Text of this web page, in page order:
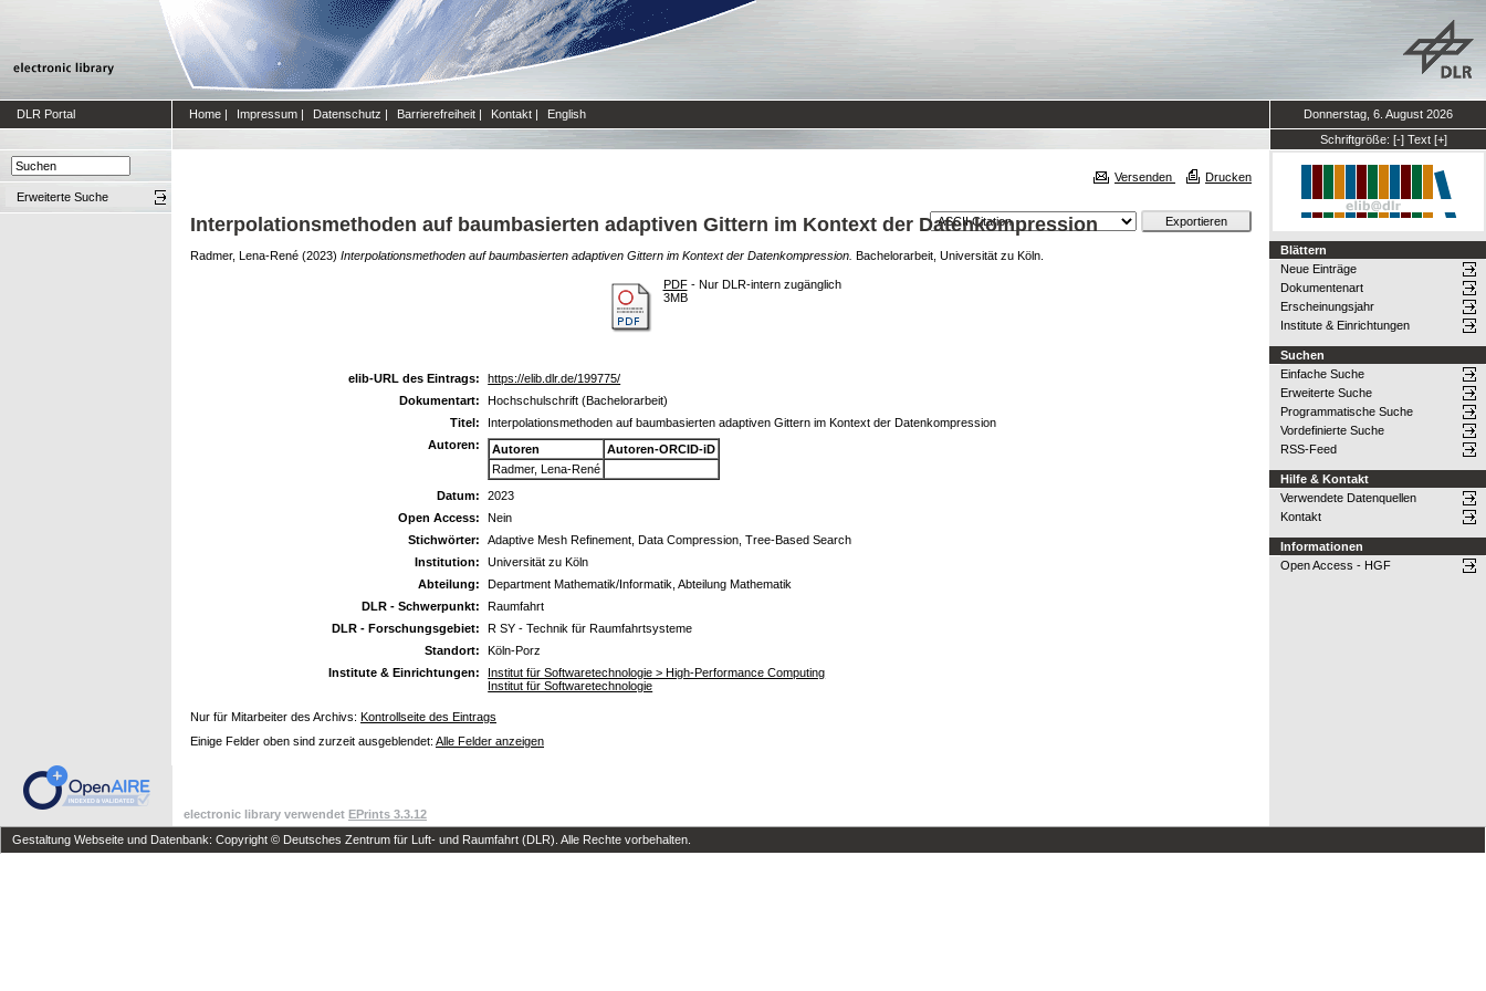
DLR Portal Home | Impressum | Datenschutz | Barrierefreiheit | Kontakt | English
Donnerstag, 6. August 2026
Schriftgröße: [-] Text [+]
Erweiterte Suche
Versenden Drucken
Interpolationsmethoden auf baumbasierten adaptiven Gittern im Kontext der Datenkompression
Radmer, Lena-René (2023) Interpolationsmethoden auf baumbasierten adaptiven Gittern im Kontext der Datenkompression. Bachelorarbeit, Universität zu Köln.
PDF- Nur DLR-intern zugänglich
3MB
elib-URL des Eintrags:
https://elib.dlr.de/199775/
Dokumentart:
Hochschulschrift (Bachelorarbeit)
Titel:
Interpolationsmethoden auf baumbasierten adaptiven Gittern im Kontext der Datenkompression
Autoren:
Autoren
Autoren-ORCID-iD
Radmer, Lena-René
Datum:
2023
Open Access:
Nein
Stichwörter:
Adaptive Mesh Refinement, Data Compression, Tree-Based Search
Institution:
Universität zu Köln
Abteilung:
Department Mathematik/Informatik, Abteilung Mathematik
DLR - Schwerpunkt:
Raumfahrt
DLR - Forschungsgebiet:
R SY - Technik für Raumfahrtsysteme
Standort:
Köln-Porz
Institute & Einrichtungen:
Institut für Softwaretechnologie > High-Performance Computing
Institut für Softwaretechnologie
Nur für Mitarbeiter des Archivs: Kontrollseite des Eintrags
Einige Felder oben sind zurzeit ausgeblendet: Alle Felder anzeigen
Blättern
Neue Einträge
Dokumentenart
Erscheinungsjahr
Institute & Einrichtungen
Suchen
Einfache Suche
Erweiterte Suche
Programmatische Suche
Vordefinierte Suche
RSS-Feed
Hilfe & Kontakt
Verwendete Datenquellen
Kontakt
Informationen
Open Access - HGF
electronic library verwendet EPrints 3.3.12
Gestaltung Webseite und Datenbank: Copyright © Deutsches Zentrum für Luft- und Raumfahrt (DLR). Alle Rechte vorbehalten.